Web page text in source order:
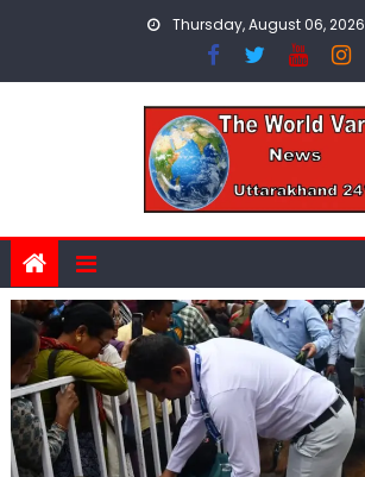
Thursday, August 06, 2026